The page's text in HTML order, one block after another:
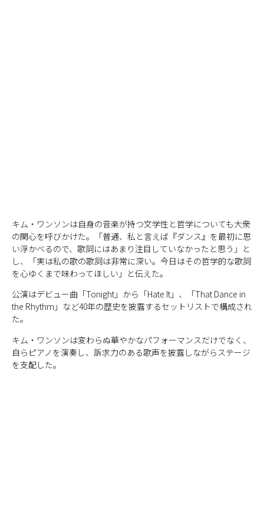
キム・ワンソンは自身の音楽が持つ文学性と哲学についても大衆
の関心を呼びかけた。「普通、私と言えば『ダンス』を最初に思
い浮かべるので、歌詞にはあまり注目していなかったと思う」と
し、「実は私の歌の歌詞は非常に深い。今日はその哲学的な歌詞
を心ゆくまで味わってほしい」と伝えた。
公演はデビュー曲「Tonight」から「Hate It」、「That Dance in
the Rhythm」など40年の歴史を披露するセットリストで構成され
た。
キム・ワンソンは変わらぬ華やかなパフォーマンスだけでなく、
自らピアノを演奏し、訴求力のある歌声を披露しながらステージ
を支配した。